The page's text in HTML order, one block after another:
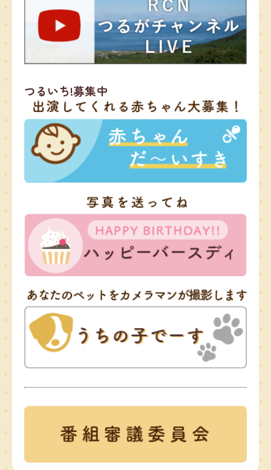
つるいち!募集中